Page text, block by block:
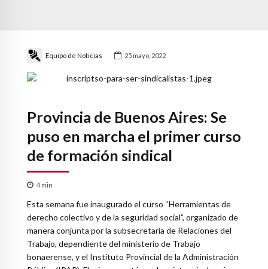
Equipo de Noticias 25 mayo, 2022
Provincia de Buenos Aires: Se
puso en marcha el primer curso
de formación sindical
4 min
Esta semana fue inaugurado el curso “Herramientas de
derecho colectivo y de la seguridad social”, organizado de
manera conjunta por la subsecretaría de Relaciones del
Trabajo, dependiente del ministerio de Trabajo
bonaerense, y el Instituto Provincial de la Administración